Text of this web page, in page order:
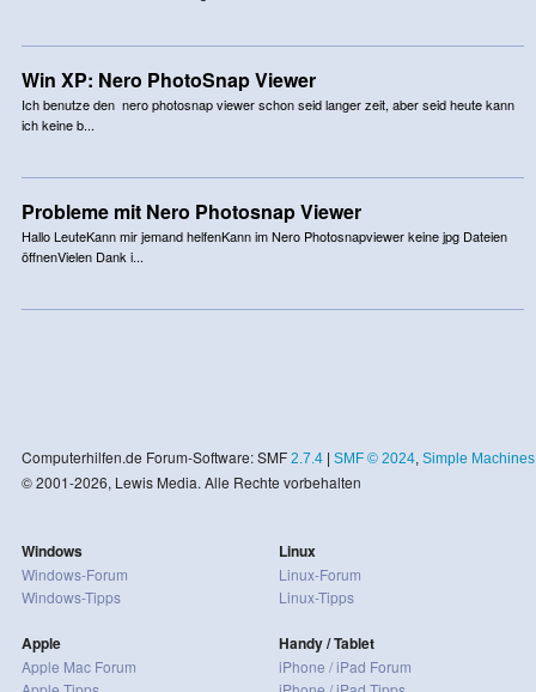
Win XP: Nero PhotoSnap Viewer
Ich benutze den nero photosnap viewer schon seid langer zeit, aber seid heute kann
ich keine b...
Probleme mit Nero Photosnap Viewer
Hallo LeuteKann mir jemand helfenKann im Nero Photosnapviewer keine jpg Dateien
öffnenVielen Dank i...
Computerhilfen.de Forum-Software: SMF 2.7.4| SMF © 2024, Simple Machines
© 2001-2026, Lewis Media. Alle Rechte vorbehalten
Windows
Windows-Forum
Windows-Tipps
Apple
Apple Mac Forum
Linux
Linux-Forum
Linux-Tipps
Handy / Tablet
iPhone / iPad Forum